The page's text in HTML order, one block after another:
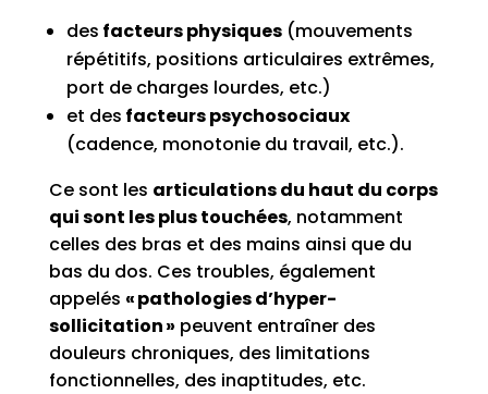
des facteurs physiques (mouvements
répétitifs, positions articulaires extrêmes,
port de charges lourdes, etc.)
et des facteurs psychosociaux
(cadence, monotonie du travail, etc.).
Ce sont les articulations du haut du corps
qui sont les plus touchées, notamment
celles des bras et des mains ainsi que du
bas du dos. Ces troubles, également
appelés « pathologies d’hyper-
sollicitation » peuvent entraîner des
douleurs chroniques, des limitations
fonctionnelles, des inaptitudes, etc.